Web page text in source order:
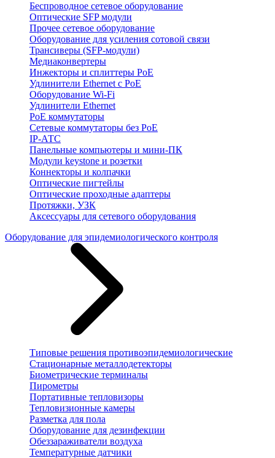
Беспроводное сетевое оборудование
Оптические SFP модули
Прочее сетевое оборудование
Оборудование для усиления сотовой связи
Трансиверы (SFP-модули)
Медиаконвертеры
Инжекторы и сплиттеры PoE
Удлинители Ethernet с PoE
Оборудование Wi-Fi
Удлинители Ethernet
PoE коммутаторы
Сетевые коммутаторы без PoE
IP-АТС
Панельные компьютеры и мини-ПК
Модули keystone и розетки
Коннекторы и колпачки
Оптические пигтейлы
Оптические проходные адаптеры
Протяжки, УЗК
Аксессуары для сетевого оборудования
Оборудование для эпидемиологического контроля
Типовые решения противоэпидемиологические
Стационарные металлодетекторы
Биометрические терминалы
Пирометры
Портативные тепловизоры
Тепловизионные камеры
Разметка для пола
Оборудование для дезинфекции
Обеззараживатели воздуха
Температурные датчики